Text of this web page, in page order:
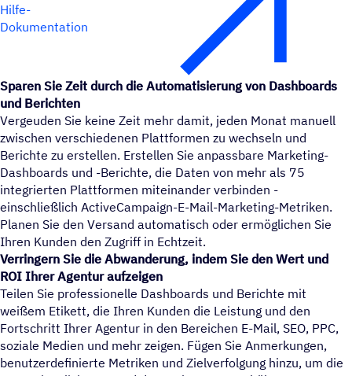
Hilfe-
Dokumentation
Sparen Sie Zeit durch die Automatisierung von Dashboards
und Berichten
Vergeuden Sie keine Zeit mehr damit, jeden Monat manuell
zwischen verschiedenen Plattformen zu wechseln und
Berichte zu erstellen. Erstellen Sie anpassbare Marketing-
Dashboards und -Berichte, die Daten von mehr als 75
integrierten Plattformen miteinander verbinden -
einschließlich ActiveCampaign-E-Mail-Marketing-Metriken.
Planen Sie den Versand automatisch oder ermöglichen Sie
Ihren Kunden den Zugriff in Echtzeit.
Verringern Sie die Abwanderung, indem Sie den Wert und
ROI Ihrer Agentur aufzeigen
Teilen Sie professionelle Dashboards und Berichte mit
weißem Etikett, die Ihren Kunden die Leistung und den
Fortschritt Ihrer Agentur in den Bereichen E-Mail, SEO, PPC,
soziale Medien und mehr zeigen. Fügen Sie Anmerkungen,
benutzerdefinierte Metriken und Zielverfolgung hinzu, um die